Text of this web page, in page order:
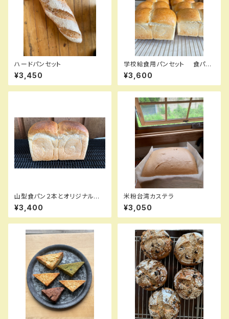
ハードパンセット
¥3,450
学校給食用パンセット 食パン
スライス6枚
¥3,600
山型食パン２本とオリジナル紅
茶のセット 期間限定オマケ付
き
¥3,400
米粉台湾カステラ
¥3,050